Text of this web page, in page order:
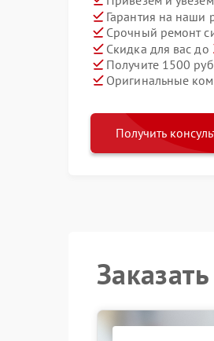
Гарантия на наши
Срочный ремонт
Скидка для вас до
Получите 1500
Оригинальные
Получить